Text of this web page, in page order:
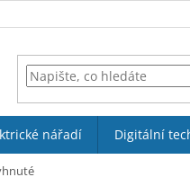
nářadí Digitální